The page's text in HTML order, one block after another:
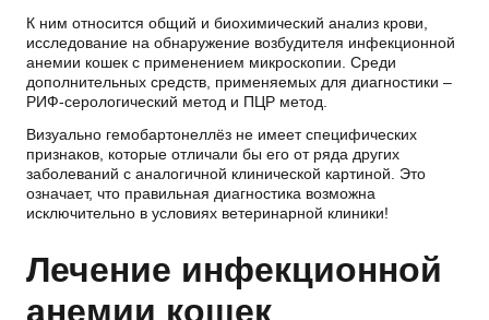
К ним относится общий и биохимический анализ крови,
исследование на обнаружение возбудителя инфекционной
анемии кошек с применением микроскопии. Среди
дополнительных средств, применяемых для диагностики –
РИФ-серологический метод и ПЦР метод.
Визуально гемобартонеллёз не имеет специфических
признаков, которые отличали бы его от ряда других
заболеваний с аналогичной клинической картиной. Это
означает, что правильная диагностика возможна
исключительно в условиях ветеринарной клиники!
Лечение инфекционной
анемии кошек